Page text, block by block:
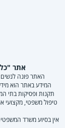
אתר
האתר פונה לנשים
המידע באתר הוא
תקנות ופסיקות בתי
טיפול משפטי, מקצועי
אין בסיוע משרד